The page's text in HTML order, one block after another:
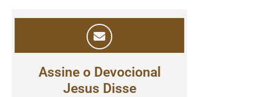
Assine o Devocional
Jesus Disse